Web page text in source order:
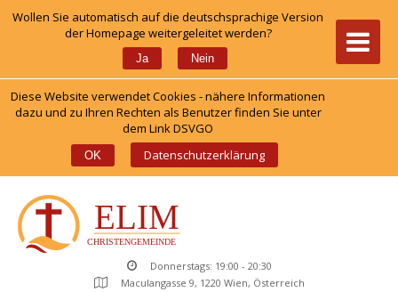
Wollen Sie automatisch auf die deutschsprachige Version
der Homepage weitergeleitet werden?
Ja Nein
Diese Website verwendet Cookies - nähere Informationen
dazu und zu Ihren Rechten als Benutzer finden Sie unter
dem Link DSVGO
OK Datenschutzerklärung
Donnerstags: 19:00 - 20:30
Maculangasse 9, 1220 Wien, Österreich